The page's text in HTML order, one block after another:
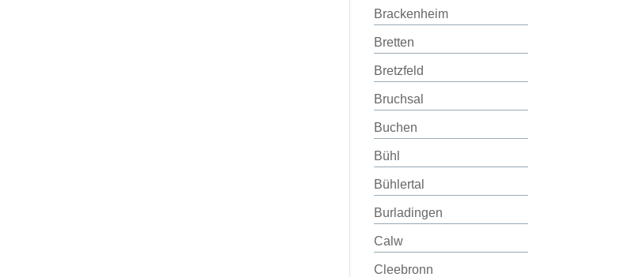
Brackenheim
Bretten
Bretzfeld
Bruchsal
Buchen
Bühl
Bühlertal
Burladingen
Calw
Cleebronn